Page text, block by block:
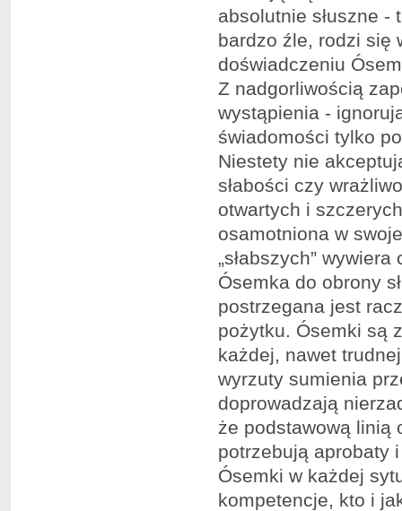
absolutnie słuszne -
bardzo źle, rodzi się
doświadczeniu
Z nadgorliwością
wystąpienia -
świadomości tylko
Niestety nie
słabości czy
otwartych i
osamotniona w
„słabszych”
Ósemka do obrony
postrzegana jest
pożytku. Ósemki są
każdej, nawet
wyrzuty sumienia
doprowadzają
że podstawową linią
potrzebują aprobaty
Ósemki w każdej
kompetencje, kto i